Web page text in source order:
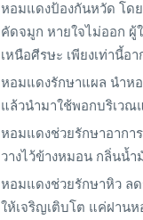
หอมแดงป้องกันหวัด โดย
คัดจมูก หายใจไม่ออก ผู้
เหนือศีรษะ เพียงเท่านี้อ
หอมแดงรักษาแผล นำห
แล้วนำมาใช้พอกบริเวณ
หอมแดงช่วยรักษาอากา
วางไว้ข้างหมอน กลิ่นน้
หอมแดงช่วยรักษาหิว ล
ให้เจริญเติบโต แค่ฝาน